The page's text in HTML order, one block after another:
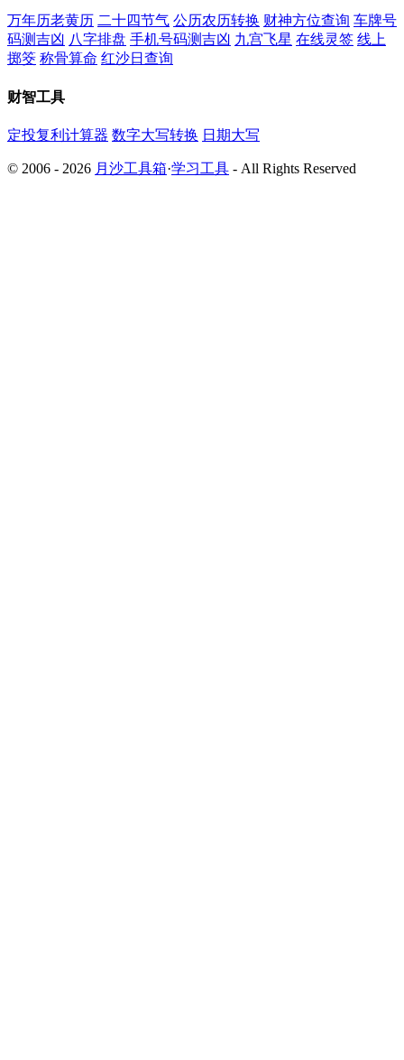
万年历老黄历 二十四节气 公历农历转换 财神方位查询 车牌号
码测吉凶 八字排盘 手机号码测吉凶 九宫飞星 在线灵签 线上
掷筊 称骨算命 红沙日查询
财智工具
定投复利计算器 数字大写转换 日期大写
© 2006 - 2026 月沙工具箱·学习工具 - All Rights Reserved